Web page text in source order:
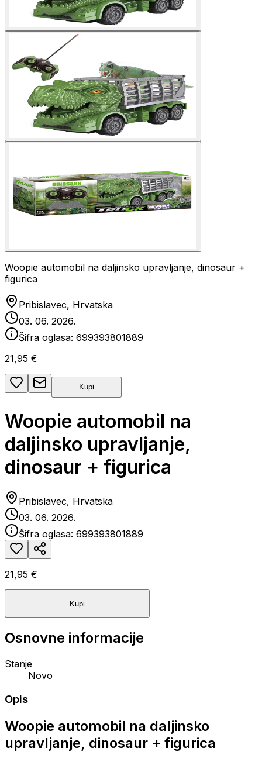
Woopie automobil na daljinsko upravljanje, dinosaur +
figurica
Pribislavec, Hrvatska
03. 06. 2026.
Šifra oglasa: 699393801889
21,95 €
Kupi
Woopie automobil na
daljinsko upravljanje,
dinosaur + figurica
Pribislavec, Hrvatska
03. 06. 2026.
Šifra oglasa: 699393801889
21,95 €
Kupi
Osnovne informacije
Stanje
Novo
Opis
Woopie automobil na daljinsko
upravljanje, dinosaur + figurica